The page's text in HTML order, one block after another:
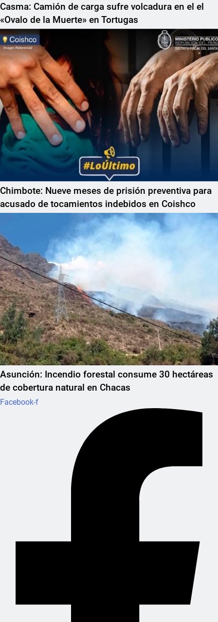
Casma: Camión de carga sufre volcadura en el el
«Ovalo de la Muerte» en Tortugas
Chimbote: Nueve meses de prisión preventiva para
acusado de tocamientos indebidos en Coishco
Asunción: Incendio forestal consume 30 hectáreas
de cobertura natural en Chacas
Facebook-f